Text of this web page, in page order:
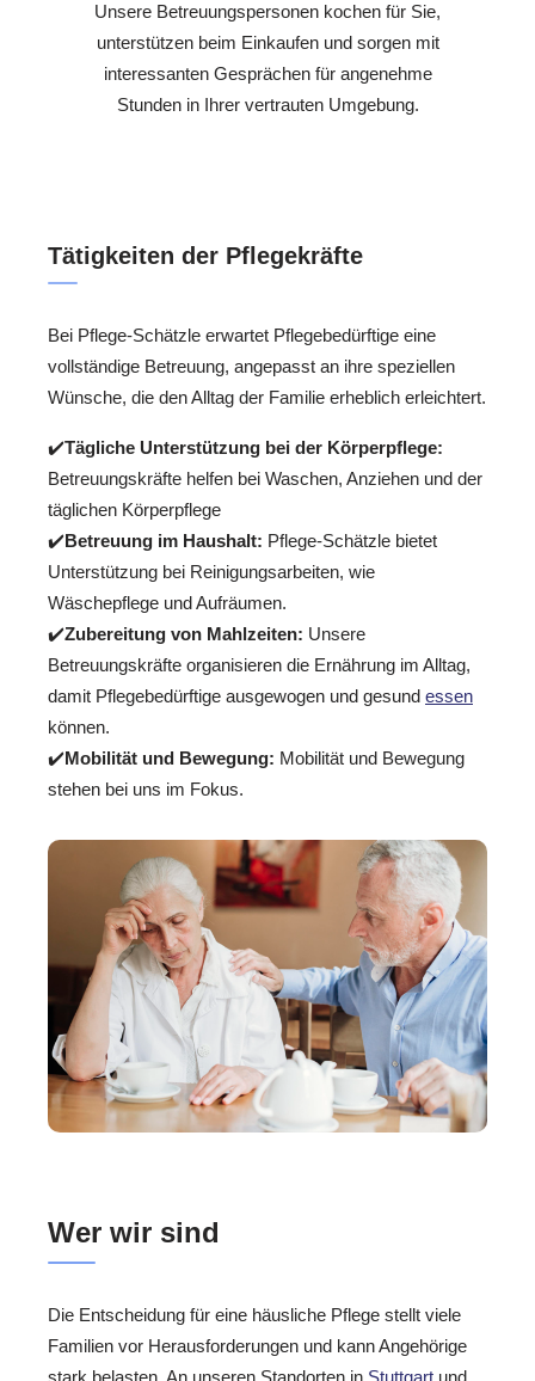
Unsere Betreuungspersonen kochen für Sie,
unterstützen beim Einkaufen und sorgen mit
interessanten Gesprächen für angenehme
Stunden in Ihrer vertrauten Umgebung.
Tätigkeiten der Pflegekräfte
Bei Pflege-Schätzle erwartet Pflegebedürftige eine
vollständige Betreuung, angepasst an ihre speziellen
Wünsche, die den Alltag der Familie erheblich erleichtert.
✔️Tägliche Unterstützung bei der Körperpflege:
Betreuungskräfte helfen bei Waschen, Anziehen und der
täglichen Körperpflege
✔️Betreuung im Haushalt: Pflege-Schätzle bietet
Unterstützung bei Reinigungsarbeiten, wie
Wäschepflege und Aufräumen.
✔️Zubereitung von Mahlzeiten: Unsere
Betreuungskräfte organisieren die Ernährung im Alltag,
damit Pflegebedürftige ausgewogen und gesund essen
können.
✔️Mobilität und Bewegung: Mobilität und Bewegung
stehen bei uns im Fokus.
Wer wir sind
Die Entscheidung für eine häusliche Pflege stellt viele
Familien vor Herausforderungen und kann Angehörige